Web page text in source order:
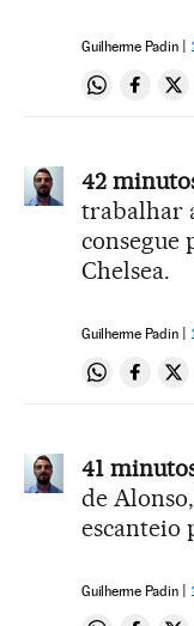
Guilherme Padin
Compartir
42
trabalhar
consegue
Chelsea.
Guilherme Padin
Compartir
41
de
escanteio
Guilherme Padin